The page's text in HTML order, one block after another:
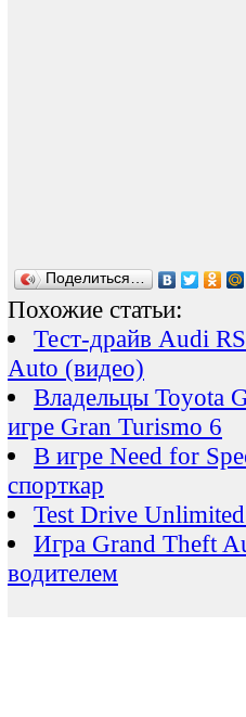
Поделиться…
Похожие статьи:
Тест-драйв Audi
Auto (видео)
Владельцы Toyota
игре Gran Turismo 6
В игре Need for
спорткар
Test Drive
Игра Grand Theft
водителем